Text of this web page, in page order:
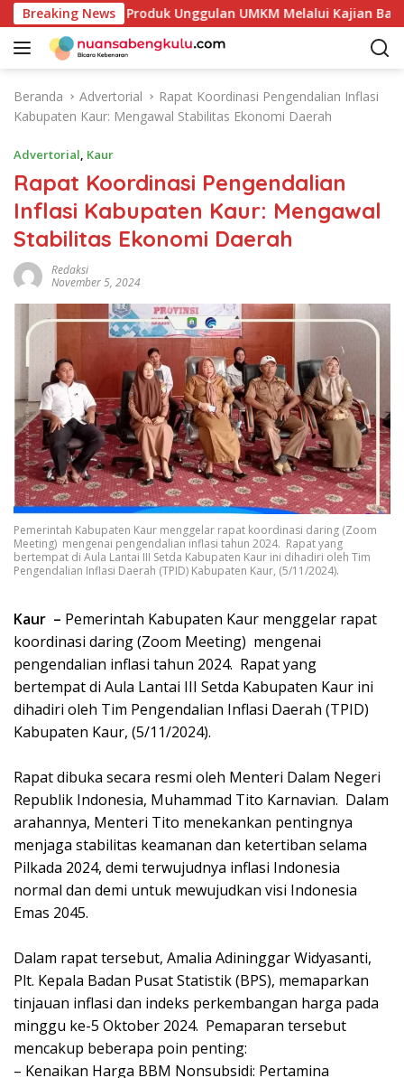
a
Breaking News
Potensi Produk Unggulan UMKM Melalui Kajian Bank
Beranda Advertorial
Rapat Koordinasi Pengendalian Inflasi
Kabupaten Kaur: Mengawal Stabilitas Ekonomi Daerah
Advertorial, Kaur
Rapat Koordinasi Pengendalian
Inflasi Kabupaten Kaur: Mengawal
Stabilitas Ekonomi Daerah
Redaksi
November 5, 2024
Pemerintah Kabupaten Kaur menggelar rapat koordinasi daring (Zoom
Meeting) mengenai pengendalian inflasi tahun 2024. Rapat yang
bertempat di Aula Lantai III Setda Kabupaten Kaur ini dihadiri oleh Tim
Pengendalian Inflasi Daerah (TPID) Kabupaten Kaur, (5/11/2024).
Kaur – Pemerintah Kabupaten Kaur menggelar rapat
koordinasi daring (Zoom Meeting) mengenai
pengendalian inflasi tahun 2024. Rapat yang
bertempat di Aula Lantai III Setda Kabupaten Kaur ini
dihadiri oleh Tim Pengendalian Inflasi Daerah (TPID)
Kabupaten Kaur, (5/11/2024).
Rapat dibuka secara resmi oleh Menteri Dalam Negeri
Republik Indonesia, Muhammad Tito Karnavian. Dalam
arahannya, Menteri Tito menekankan pentingnya
menjaga stabilitas keamanan dan ketertiban selama
Pilkada 2024, demi terwujudnya inflasi Indonesia
normal dan demi untuk mewujudkan visi Indonesia
Emas 2045.
Dalam rapat tersebut, Amalia Adininggar Widyasanti,
Plt. Kepala Badan Pusat Statistik (BPS), memaparkan
tinjauan inflasi dan indeks perkembangan harga pada
minggu ke-5 Oktober 2024. Pemaparan tersebut
mencakup beberapa poin penting:
– Kenaikan Harga BBM Nonsubsidi: Pertamina